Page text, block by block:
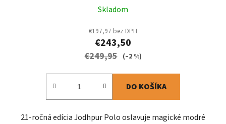
Skladom
€197,97 bez DPH
€243,50
€249,95 (–2 %)
DO KOŠÍKA
21-ročná edícia Jodhpur Polo oslavuje magické modré